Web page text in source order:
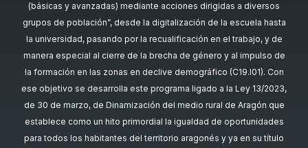
(básicas y avanzadas) mediante acciones dirigidas a diversos
grupos de población”, desde la digitalización de la escuela hasta
la universidad, pasando por la recualificación en el trabajo, y de
manera especial al cierre de la brecha de género y al impulso de
la formación en las zonas en declive demográfico (C19.I01). Con
ese objetivo se desarrolla este programa ligado a la Ley 13/2023,
de 30 de marzo, de Dinamización del medio rural de Aragón que
establece como un hito primordial la igualdad de oportunidades
para todos los habitantes del territorio aragonés y ya en su título